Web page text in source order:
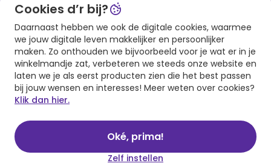
Download onze app
Cookies d’r bij?
Daarnaast hebben we ook de digitale cookies, waarmee
we jouw digitale leven makkelijker en persoonlijker
maken. Zo onthouden we bijvoorbeeld voor je wat er in je
winkelmandje zat, verbeteren we steeds onze website en
laten we je als eerst producten zien die het best passen
bij jouw wensen en interesses! Meer weten over cookies?
Klik dan hier.
Oké, prima!
Zelf instellen